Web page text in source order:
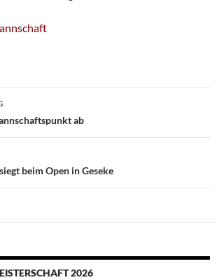
ab
beim Open in Geseke
2026